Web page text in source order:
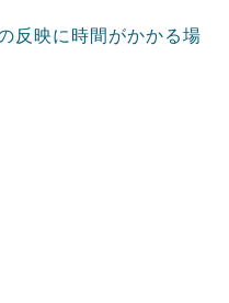
反映に時間がかかる場